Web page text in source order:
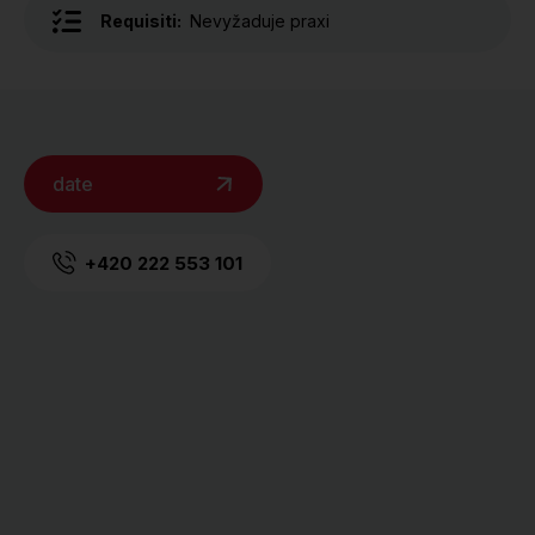
Requisiti: Nevyžaduje praxi
date
+420 222 553 101